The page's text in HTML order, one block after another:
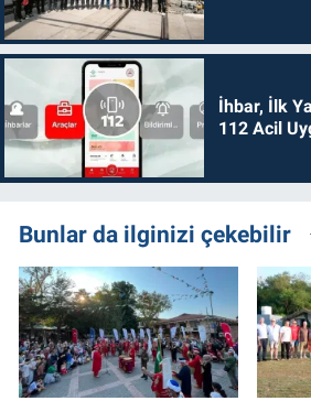
İhbar, İlk
112 Acil
Bunlar da ilginizi çekebilir